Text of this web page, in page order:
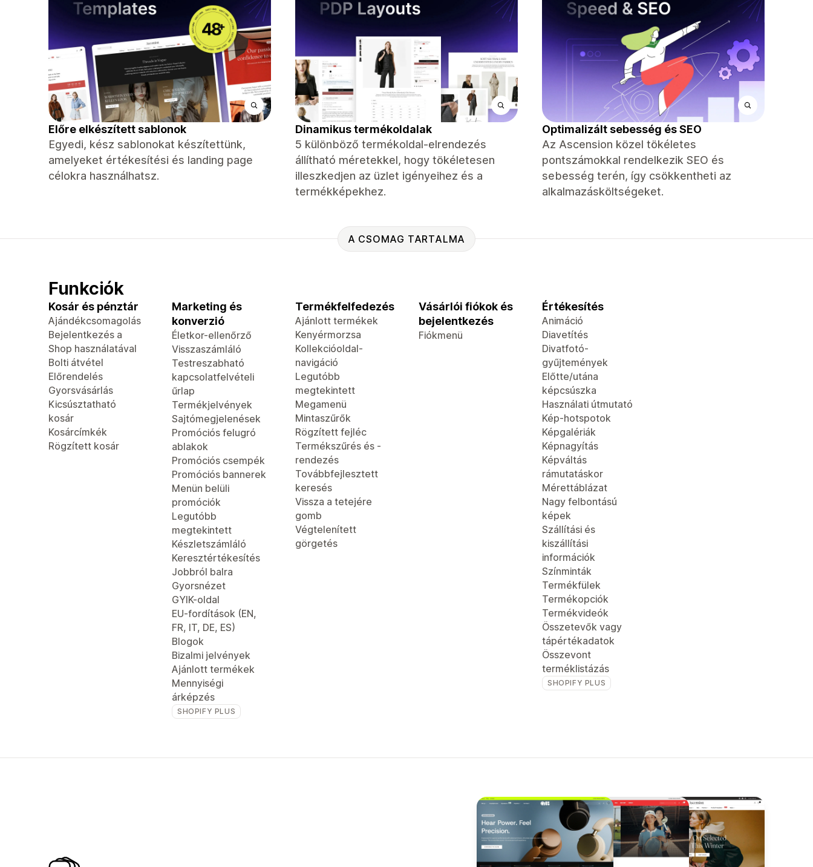
Előre elkészített sablonok
Egyedi, kész sablonokat készítettünk,
amelyeket értékesítési és landing page
célokra használhatsz.
Dinamikus termékoldalak
5 különböző termékoldal-elrendezés
állítható méretekkel, hogy tökéletesen
illeszkedjen az üzlet igényeihez és a
termékképekhez.
Optimalizált sebesség és SEO
Az Ascension közel tökéletes
pontszámokkal rendelkezik SEO és
sebesség terén, így csökkentheti az
alkalmazásköltségeket.
A CSOMAG TARTALMA
Funkciók
Kosár és pénztár
Ajándékcsomagolás
Bejelentkezés a
Shop használatával
Bolti átvétel
Előrendelés
Gyorsvásárlás
Kicsúsztatható
kosár
Kosárcímkék
Rögzített kosár
Marketing és
konverzió
Életkor-ellenőrző
Visszaszámláló
Testreszabható
kapcsolatfelvételi
űrlap
Termékjelvények
Sajtómegjelenések
Promóciós felugró
ablakok
Promóciós csempék
Promóciós bannerek
Menün belüli
promóciók
Legutóbb
megtekintett
Készletszámláló
Keresztértékesítés
Jobbról balra
Gyorsnézet
GYIK-oldal
EU-fordítások (EN,
FR, IT, DE, ES)
Blogok
Bizalmi jelvények
Ajánlott termékek
Mennyiségi
árképzés
SHOPIFY PLUS
Termékfelfedezés
Ajánlott termékek
Kenyérmorzsa
Kollekcióoldal-
navigáció
Legutóbb
megtekintett
Megamenü
Mintaszűrők
Rögzített fejléc
Termékszűrés és -
rendezés
Továbbfejlesztett
keresés
Vissza a tetejére
gomb
Végtelenített
görgetés
Vásárlói fiókok és
bejelentkezés
Fiókmenü
Értékesítés
Animáció
Diavetítés
Divatfotó-
gyűjtemények
Előtte/utána
képcsúszka
Használati útmutató
Kép-hotspotok
Képgalériák
Képnagyítás
Képváltás
rámutatáskor
Mérettáblázat
Nagy felbontású
képek
Szállítási és
kiszállítási
információk
Színminták
Termékfülek
Termékopciók
Termékvideók
Összetevők vagy
tápértékadatok
Összevont
terméklistázás
SHOPIFY PLUS